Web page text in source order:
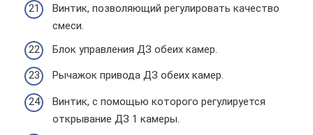
Винтик, позволяющий регулировать качество
смеси.
Блок управления ДЗ обеих камер.
Рычажок привода ДЗ обеих камер.
Винтик, с помощью которого регулируется
открывание ДЗ 1 камеры.